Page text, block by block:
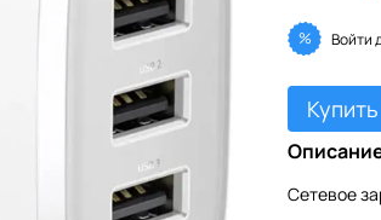
% Войти
Купить
Сетевое